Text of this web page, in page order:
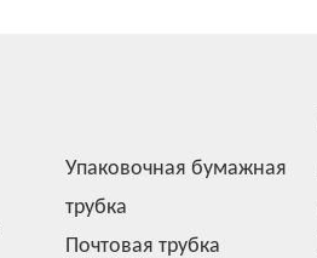
Упаковочная бумажная
трубка
Почтовая трубка